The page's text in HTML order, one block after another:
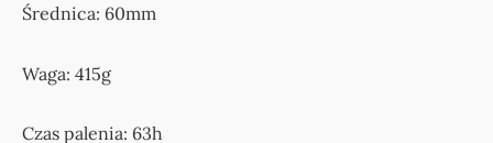
Średnica: 60mm
Waga: 415g
Czas palenia: 63h